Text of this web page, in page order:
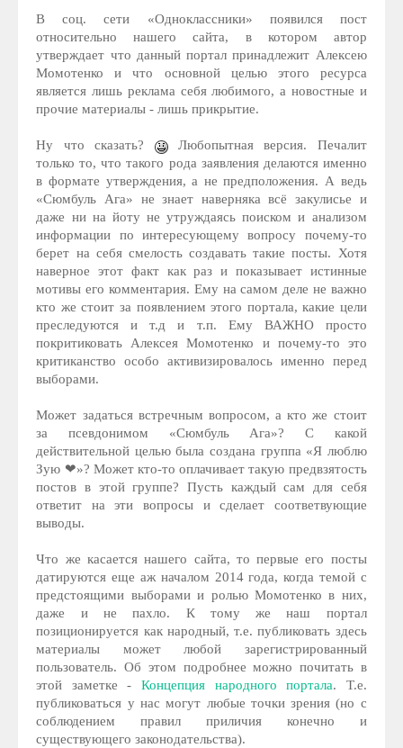
В соц. сети «Одноклассники» появился пост
относительно нашего сайта, в котором автор
утверждает что данный портал принадлежит Алексею
Момотенко и что основной целью этого ресурса
является лишь реклама себя любимого, а новостные и
прочие материалы - лишь прикрытие.
Ну что сказать?
Любопытная версия. Печалит
только то, что такого рода заявления делаются именно
в формате утверждения, а не предположения. А ведь
«Cюмбуль Ага» не знает наверняка всё закулисье и
даже ни на йоту не утруждаясь поиском и анализом
информации по интересующему вопросу почему-то
берет на себя смелость создавать такие посты. Хотя
наверное этот факт как раз и показывает истинные
мотивы его комментария. Ему на самом деле не важно
кто же стоит за появлением этого портала, какие цели
преследуются и т.д и т.п. Ему ВАЖНО просто
покритиковать Алексея Момотенко и почему-то это
критиканство особо активизировалось именно перед
выборами.
Может задаться встречным вопросом, а кто же стоит
за псевдонимом «Cюмбуль Ага»? С какой
действительной целью была создана группа «Я люблю
Зую ❤»? Может кто-то оплачивает такую предвзятость
постов в этой группе? Пусть каждый сам для себя
ответит на эти вопросы и сделает соответвующие
выводы.
Что же касается нашего сайта, то первые его посты
датируются еще аж началом 2014 года, когда темой с
предстоящими выборами и ролью Момотенко в них,
даже и не пахло. К тому же наш портал
позиционируется как народный, т.е. публиковать здесь
материалы может любой зарегистрированный
пользователь. Об этом подробнее можно почитать в
этой заметке - Концепция народного портала. Т.е.
публиковаться у нас могут любые точки зрения (но с
соблюдением правил приличия конечно и
существующего законодательства).